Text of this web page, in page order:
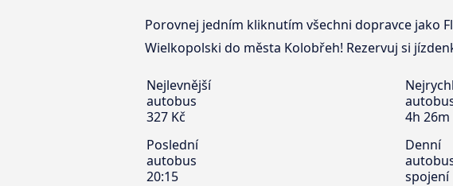
Porovnej jedním kliknutím všechni dopravce jako
Wielkopolski do města Kolobřeh! Rezervuj si
Nejlevnější
autobus
327 Kč
4h 26m
Poslední
autobus
20:15
Denní
spojení